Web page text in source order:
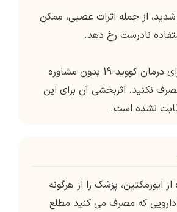
از جمله اثرات عصبی، ممکن
نادرست رخ دهد.
ایورمکتین را برای درمان کووید-19 بدون مشاوره
نکنید. اثربخشی آن برای این
نشده است.
ایورمکتین، پزشک را از هرگونه
که مصرف می کنید مطلع